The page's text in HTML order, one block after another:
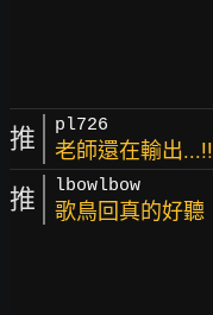
推 pl726
老師還在輸出...!!
推 lbowlbow
歌鳥回真的好聽